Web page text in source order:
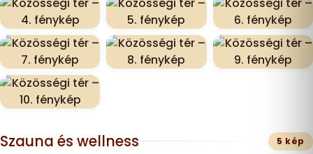
Szauna és wellness 5 kép